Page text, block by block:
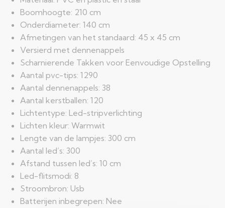
Boomhoogte: 210 cm
Onderdiameter: 140 cm
Afmetingen van het standaard: 45 x 45 cm
Versierd met dennenappels
Scharnierende Takken voor Eenvoudige Opstelling
Aantal pvc-tips: 1290
Aantal dennenappels: 38
Aantal kerstballen: 120
Lichtentype: Led-stripverlichting
Lichten kleur: Warmwit
Lengte van de lampjes: 300 cm
Aantal led’s: 300
Afstand tussen led’s: 10 cm
Led-flitsmodi: 8
Stroombron: Usb
Batterijen inbegrepen: Nee